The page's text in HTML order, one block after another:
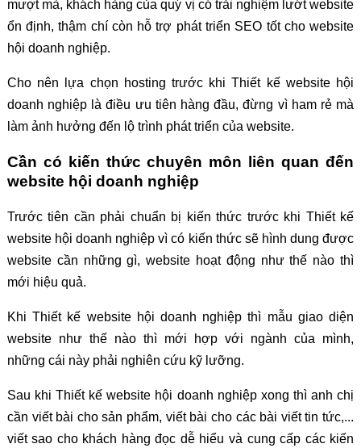
mượt mà, khách hàng của quý vị có trải nghiệm lướt website
ổn định, thậm chí còn hỗ trợ phát triển SEO tốt cho website
hội doanh nghiệp.
Cho nên lựa chọn hosting trước khi Thiết kế website hội
doanh nghiệp là điều ưu tiên hàng đầu, đừng vì ham rẻ mà
làm ảnh hưởng đến lộ trình phát triển của website.
Cần có kiến thức chuyên môn liên quan đến
website hội doanh nghiệp
Trước tiên cần phải chuẩn bị kiến thức trước khi Thiết kế
website hội doanh nghiệp vì có kiến thức sẽ hình dung được
website cần những gì, website hoạt động như thế nào thì
mới hiệu quả.
Khi Thiết kế website hội doanh nghiệp thì mẫu giao diện
website như thế nào thì mới hợp với ngành của mình,
những cái này phải nghiên cứu kỹ lưỡng.
Sau khi Thiết kế website hội doanh nghiệp xong thì anh chị
cần viết bài cho sản phẩm, viết bài cho các bài viết tin tức,...
viết sao cho khách hàng đọc dễ hiểu và cung cấp các kiến